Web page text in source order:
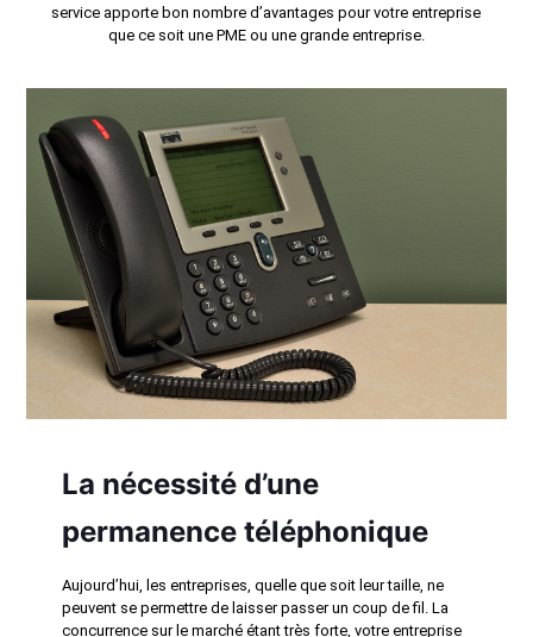
service apporte bon nombre d’avantages pour votre entreprise
que ce soit une PME ou une grande entreprise.
La nécessité d’une
permanence téléphonique
Aujourd’hui, les entreprises, quelle que soit leur taille, ne
peuvent se permettre de laisser passer un coup de fil. La
concurrence sur le marché étant très forte, votre entreprise